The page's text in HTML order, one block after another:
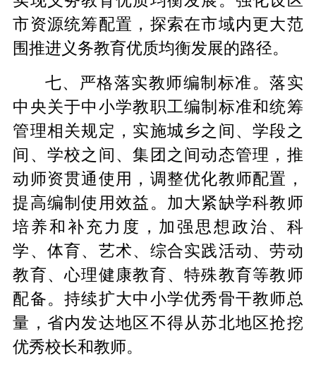
市资源统筹配置，探索在市域内更大范
围推进义务教育优质均衡发展的路径。
七、严格落实教师编制标准。落实
中央关于中小学教职工编制标准和统筹
管理相关规定，实施城乡之间、学段之
间、学校之间、集团之间动态管理，推
动师资贯通使用，调整优化教师配置，
提高编制使用效益。加大紧缺学科教师
培养和补充力度，加强思想政治、科
学、体育、艺术、综合实践活动、劳动
教育、心理健康教育、特殊教育等教师
配备。持续扩大中小学优秀骨干教师总
量，省内发达地区不得从苏北地区抢挖
优秀校长和教师。